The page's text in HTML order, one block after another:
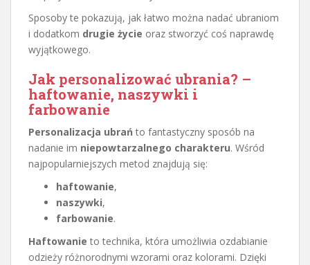
Sposoby te pokazują, jak łatwo można nadać ubraniom
i dodatkom drugie życie oraz stworzyć coś naprawdę
wyjątkowego.
Jak personalizować ubrania? –
haftowanie, naszywki i
farbowanie
Personalizacja ubrań to fantastyczny sposób na
nadanie im niepowtarzalnego charakteru. Wśród
najpopularniejszych metod znajdują się:
haftowanie,
naszywki,
farbowanie.
Haftowanie to technika, która umożliwia ozdabianie
odzieży różnorodnymi wzorami oraz kolorami. Dzięki